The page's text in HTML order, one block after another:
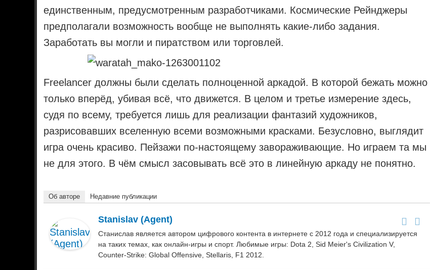
единственным, предусмотренным разработчиками. Космические Рейнджеры
предполагали возможность вообще не выполнять какие-либо задания.
Заработать вы могли и пиратством или торговлей.
Freelancer должны были сделать полноценной аркадой. В которой бежать можно
только вперёд, убивая всё, что движется. В целом и третье измерение здесь,
судя по всему, требуется лишь для реализации фантазий художников,
разрисовавших вселенную всеми возможными красками. Безусловно, выглядит
игра очень красиво. Пейзажи по-настоящему завораживающие. Но играем та мы
не для этого. В чём смысл засовывать всё это в линейную аркаду не понятно.
Об авторе Недавние публикации
Stanislav (Agent)
Станислав является автором цифрового контента в интернете с 2012 года и специализируется
на таких темах, как онлайн-игры и спорт. Любимые игры: Dota 2, Sid Meier's Civilization V,
Counter-Strike: Global Offensive, Stellaris, F1 2012.